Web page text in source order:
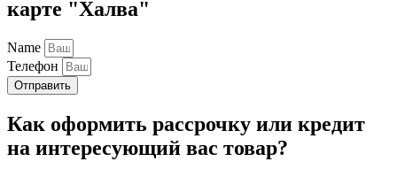
карте "Халва"
Name
Телефон
Отправить
Как оформить рассрочку или кредит
на интересующий вас товар?